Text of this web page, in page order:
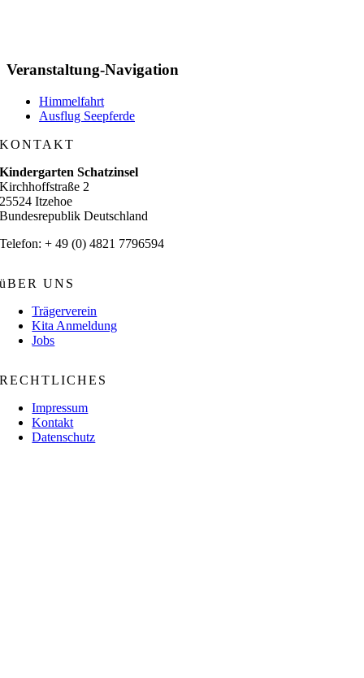
Veranstaltung-Navigation
Himmelfahrt
Ausflug Seepferde
KONTAKT
Kindergarten Schatzinsel
Kirchhoffstraße 2
25524 Itzehoe
Bundesrepublik Deutschland
Telefon: + 49 (0) 4821 7796594
üBER UNS
Trägerverein
Kita Anmeldung
Jobs
RECHTLICHES
Impressum
Kontakt
Datenschutz